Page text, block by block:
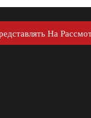
На